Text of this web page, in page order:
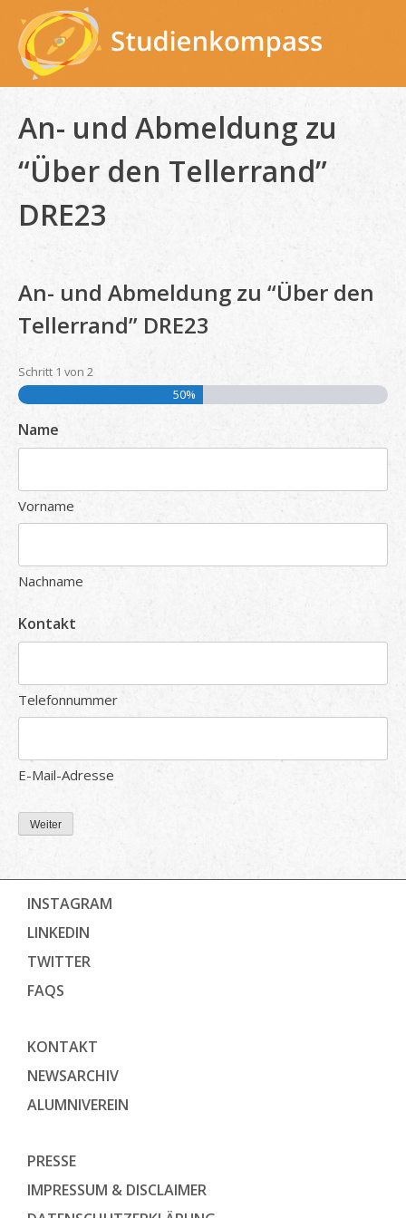
content
An- und Abmeldung zu
“Über den Tellerrand”
DRE23
An- und Abmeldung zu “Über den
Tellerrand” DRE23
Schritt 1 von 2
50%
Name
Vorname
Nachname
Kontakt
Telefonnummer
E-Mail-Adresse
Weiter
INSTAGRAM
LINKEDIN
TWITTER
FAQS
KONTAKT
NEWSARCHIV
ALUMNIVEREIN
PRESSE
IMPRESSUM & DISCLAIMER